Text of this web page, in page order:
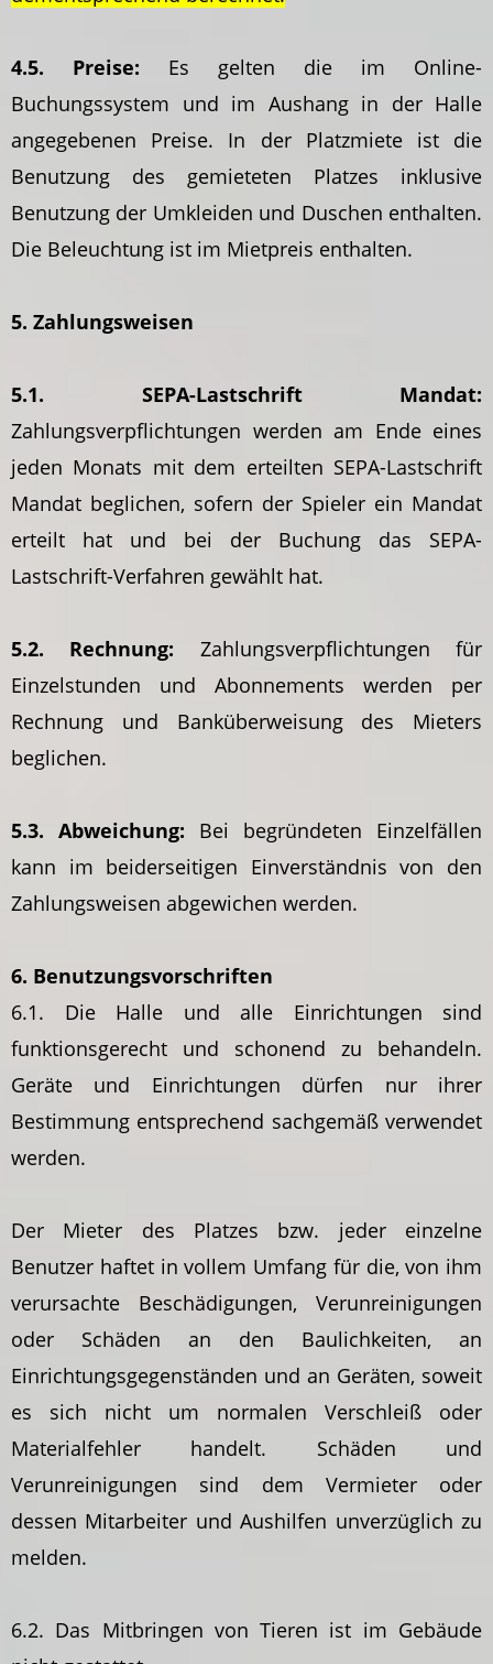
4.5. Preise: Es gelten die im Online-
Buchungssystem und im Aushang in der Halle
angegebenen Preise. In der Platzmiete ist die
Benutzung des gemieteten Platzes inklusive
Benutzung der Umkleiden und Duschen enthalten.
Die Beleuchtung ist im Mietpreis enthalten.
5. Zahlungsweisen
5.1. SEPA-Lastschrift Mandat:
Zahlungsverpflichtungen werden am Ende eines
jeden Monats mit dem erteilten SEPA-Lastschrift
Mandat beglichen, sofern der Spieler ein Mandat
erteilt hat und bei der Buchung das SEPA-
Lastschrift-Verfahren gewählt hat.
5.2. Rechnung: Zahlungsverpflichtungen für
Einzelstunden und Abonnements werden per
Rechnung und Banküberweisung des Mieters
beglichen.
5.3. Abweichung: Bei begründeten Einzelfällen
kann im beiderseitigen Einverständnis von den
Zahlungsweisen abgewichen werden.
6. Benutzungsvorschriften
6.1. Die Halle und alle Einrichtungen sind
funktionsgerecht und schonend zu behandeln.
Geräte und Einrichtungen dürfen nur ihrer
Bestimmung entsprechend sachgemäß verwendet
werden.
Der Mieter des Platzes bzw. jeder einzelne
Benutzer haftet in vollem Umfang für die, von ihm
verursachte Beschädigungen, Verunreinigungen
oder Schäden an den Baulichkeiten, an
Einrichtungsgegenständen und an Geräten, soweit
es sich nicht um normalen Verschleiß oder
Materialfehler handelt. Schäden und
Verunreinigungen sind dem Vermieter oder
dessen Mitarbeiter und Aushilfen unverzüglich zu
melden.
6.2. Das Mitbringen von Tieren ist im Gebäude